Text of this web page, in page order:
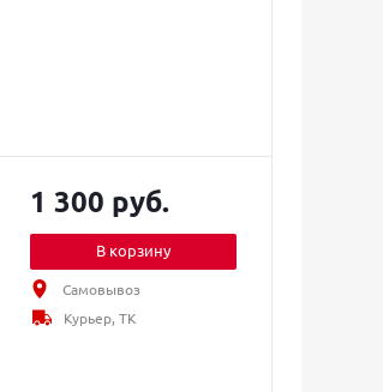
1 300 руб.
В корзину
Самовывоз
Курьер, ТК